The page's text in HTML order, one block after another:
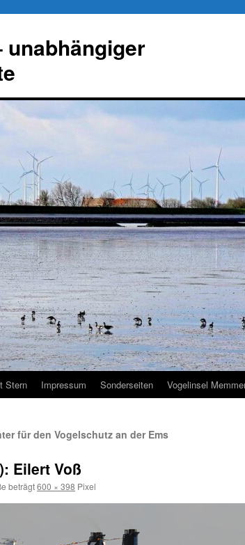
Stern Impressum Sonderseiten Vogelinsel
für den Vogelschutz an der Ems
Eilert Voß
beträgt600 × 398 Pixel